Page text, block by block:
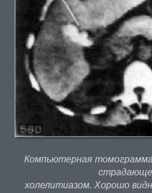
Компьютерная
холелитиазом. Хорошо